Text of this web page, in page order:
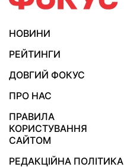
НОВИНИ
РЕЙТИНГИ
ДОВГИЙ ФОКУС
ПРО НАС
ПРАВИЛА
КОРИСТУВАННЯ
САЙТОМ
РЕДАКЦІЙНА ПОЛІТИКА